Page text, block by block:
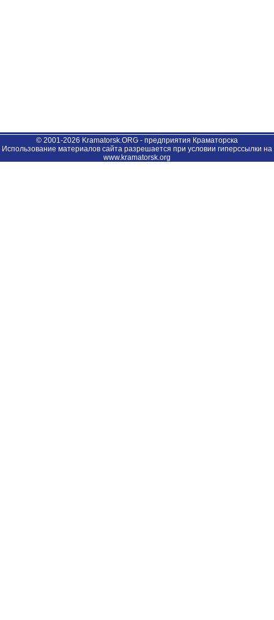
© 2001-2026 Kramatorsk.ORG - предприятия Краматорска
Использование материалов сайта разрешается при условии гиперссылки на
www.kramatorsk.org